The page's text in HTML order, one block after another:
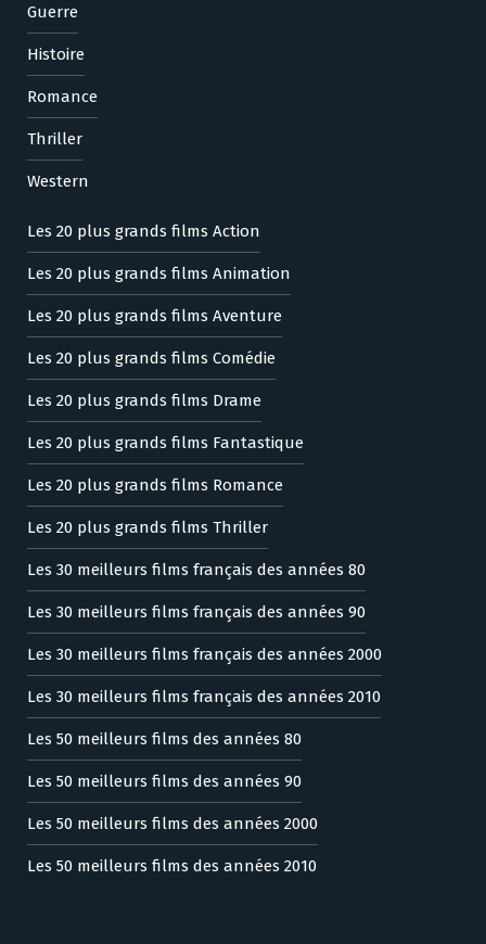
Guerre
Histoire
Romance
Thriller
Western
Les 20 plus grands films Action
Les 20 plus grands films Animation
Les 20 plus grands films Aventure
Les 20 plus grands films Comédie
Les 20 plus grands films Drame
Les 20 plus grands films Fantastique
Les 20 plus grands films Romance
Les 20 plus grands films Thriller
Les 30 meilleurs films français des années 80
Les 30 meilleurs films français des années 90
Les 30 meilleurs films français des années 2000
Les 30 meilleurs films français des années 2010
Les 50 meilleurs films des années 80
Les 50 meilleurs films des années 90
Les 50 meilleurs films des années 2000
Les 50 meilleurs films des années 2010